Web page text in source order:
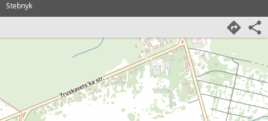
Stebnyk